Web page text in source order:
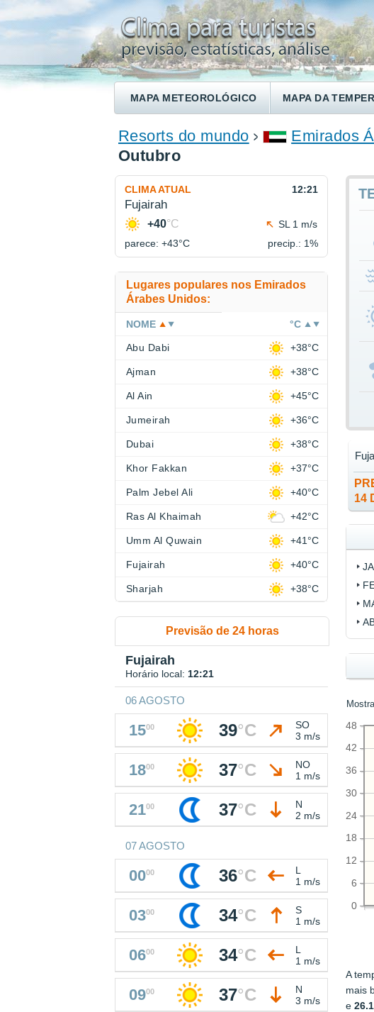
MAPA METEOROLÓGICO MAPA DA
ENCONTRE UM HOTEL
Resorts do mundo Emirados
Outubro
14
0
6
12
18
24
30
36
42
48
A
mais
e26.1
CLIMA ATUAL 12:21
Fujairah
+40°C
SL 1 m/s
parece: +43°C precip.: 1%
Lugares populares nos Emirados
Árabes Unidos:
NOME °C
Abu Dabi +38°C
Ajman +38°C
Al Ain +45°C
Jumeirah +36°C
Dubai +38°C
Khor Fakkan +37°C
Palm Jebel Ali +40°C
Ras Al Khaimah +42°C
Umm Al Quwain +41°C
Fujairah +40°C
Sharjah +38°C
Previsão de 24 horas
Fujairah
Horário local: 12:21
06 AGOSTO
1500 39°C
SO
3 m/s
1800 37°C
NO
1 m/s
2100 37°C
N
2 m/s
07 AGOSTO
0000 36°C
L
1 m/s
0300 34°C
S
1 m/s
0600 34°C
L
1 m/s
0900 37°C
N
3 m/s